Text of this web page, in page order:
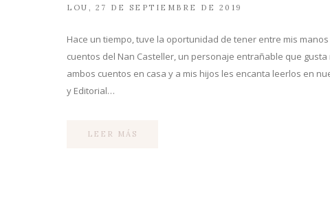
LOU 27 DE SEPTIEMBRE DE 2019
Hace un tiempo, tuve la oportunidad de tener entre mis
cuentos del Nan Casteller, un personaje entrañable que
ambos cuentos en casa y a mis hijos les encanta leerlos en
y Editorial…
LEER MÁS